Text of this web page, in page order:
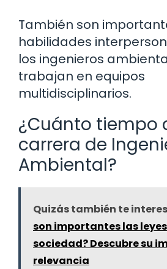
También son
habilidades
los ingenieros
trabajan en equipos
multidisciplinarios.
¿Cuánto tiempo
carrera de
Ambiental?
Quizás también te
son importantes las
sociedad? Descubre su
relevancia